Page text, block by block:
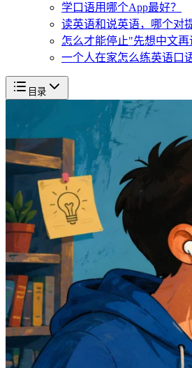
学口语用哪个App最好？
读英语和说英语，哪个对
怎么才能停止"先想中文再
一个人在家怎么练英语口
目录